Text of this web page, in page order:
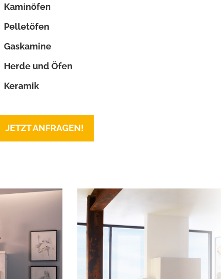
Kaminöfen
Pelletöfen
Gaskamine
Herde und Öfen
Keramik
JETZT ANFRAGEN!